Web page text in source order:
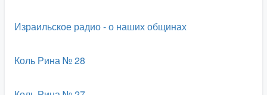
Израильское радио - о наших общинах
Коль Рина № 28